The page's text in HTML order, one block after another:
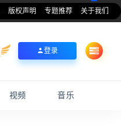
版权声明 专题推荐 关于我们
登录
视频 音乐